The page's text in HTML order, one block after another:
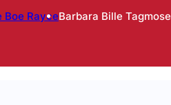
Boe RayceBarbara Bille Tagmose